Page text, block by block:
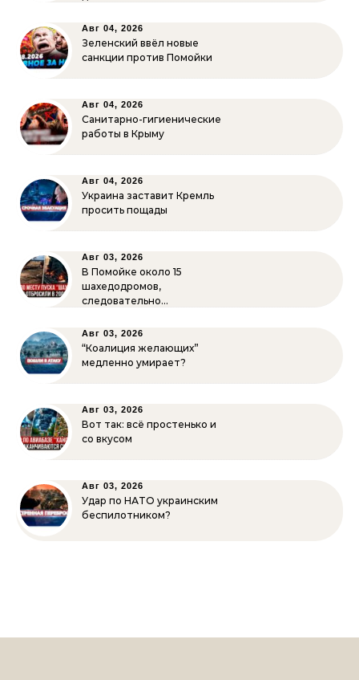
Авг 04, 2026
Зеленский ввёл новые
санкции против Помойки
Авг 04, 2026
Санитарно-гигиенические
работы в Крыму
Авг 04, 2026
Украина заставит Кремль
просить пощады
Авг 03, 2026
В Помойке около 15
шахедодромов,
следовательно…
Авг 03, 2026
“Коалиция желающих”
медленно умирает?
Авг 03, 2026
Вот так: всё простенько и
со вкусом
Авг 03, 2026
Удар по НАТО украинским
беспилотником?